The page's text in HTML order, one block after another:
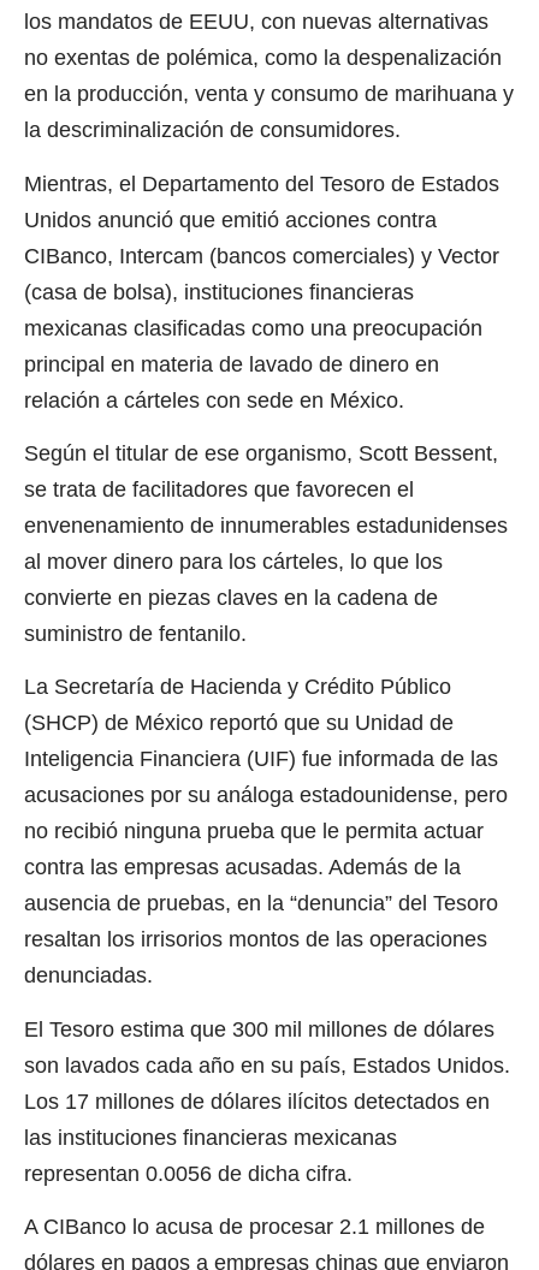
los mandatos de EEUU, con nuevas alternativas
no exentas de polémica, como la despenalización
en la producción, venta y consumo de marihuana y
la descriminalización de consumidores.
Mientras, el Departamento del Tesoro de Estados
Unidos anunció que emitió acciones contra
CIBanco, Intercam (bancos comerciales) y Vector
(casa de bolsa), instituciones financieras
mexicanas clasificadas como una preocupación
principal en materia de lavado de dinero en
relación a cárteles con sede en México.
Según el titular de ese organismo, Scott Bessent,
se trata de facilitadores que favorecen el
envenenamiento de innumerables estadunidenses
al mover dinero para los cárteles, lo que los
convierte en piezas claves en la cadena de
suministro de fentanilo.
La Secretaría de Hacienda y Crédito Público
(SHCP) de México reportó que su Unidad de
Inteligencia Financiera (UIF) fue informada de las
acusaciones por su análoga estadounidense, pero
no recibió ninguna prueba que le permita actuar
contra las empresas acusadas. Además de la
ausencia de pruebas, en la “denuncia” del Tesoro
resaltan los irrisorios montos de las operaciones
denunciadas.
El Tesoro estima que 300 mil millones de dólares
son lavados cada año en su país, Estados Unidos.
Los 17 millones de dólares ilícitos detectados en
las instituciones financieras mexicanas
representan 0.0056 de dicha cifra.
A CIBanco lo acusa de procesar 2.1 millones de
dólares en pagos a empresas chinas que enviaron